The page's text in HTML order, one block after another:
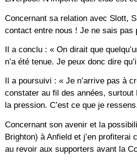
Concernant sa relation avec Slott,
contact entre nous ! Je ne sais pas
Il a conclu : « On dirait que
n’a été tenue. Je peux donc dire
Il a poursuivi : « Je n’arrive pas à
constater au fil des années, surtout
la pression. C’est ce que je
Concernant son avenir et la
Brighton) à Anfield et j’en
au revoir aux supporters avant la